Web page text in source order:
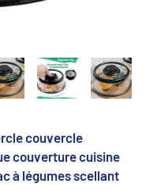
couvercle
couverture cuisine
à légumes scellant